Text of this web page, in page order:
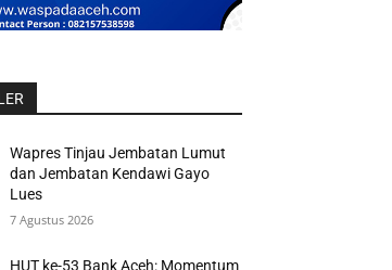
Wapres Tinjau Jembatan Lumut
dan Jembatan Kendawi Gayo
Lues
7 Agustus 2026
HUT ke-53 Bank Aceh: Momentum